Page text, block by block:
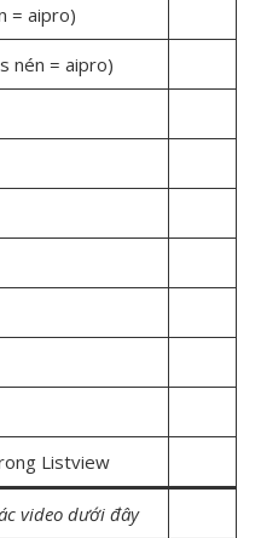
= aipro)
nén = aipro)
Listview
video dưới đây